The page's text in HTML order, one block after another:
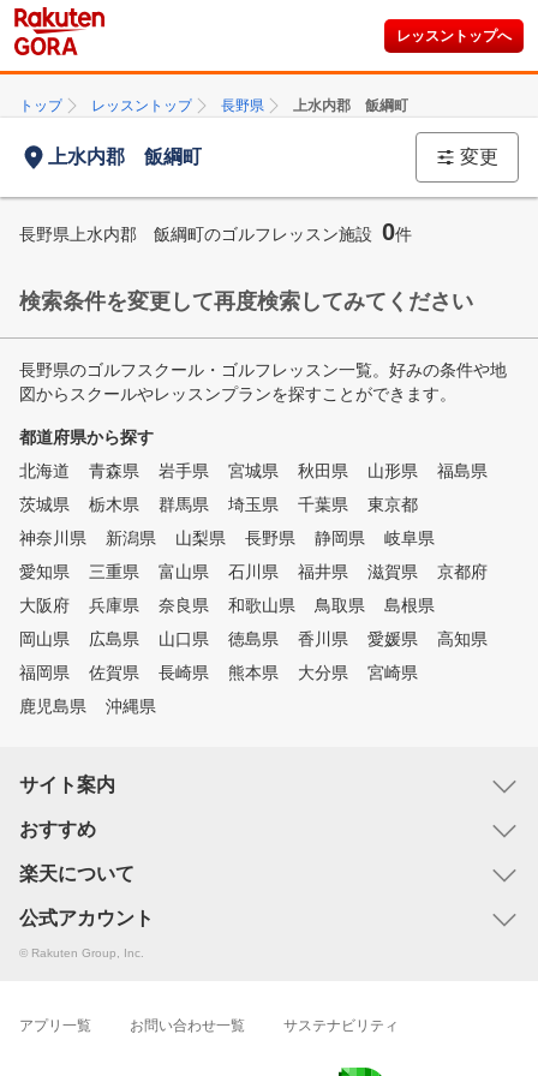
レッスントップへ
トップ レッスントップ 長野県 上水内郡 飯綱町
上水内郡 飯綱町 変更
長野県上水内郡 飯綱町のゴルフレッスン施設 0件
検索条件を変更して再度検索してみてください
長野県のゴルフスクール・ゴルフレッスン一覧。好みの条件や地
図からスクールやレッスンプランを探すことができます。
都道府県から探す
北海道
青森県 岩手県 宮城県 秋田県 山形県
福島県
茨城県
栃木県 群馬県 埼玉県 千葉県
東京都
神奈川県
新潟県 山梨県 長野県 静岡県
岐阜県
愛知県
三重県 富山県 石川県 福井県 滋賀県
京都府
大阪府
兵庫県 奈良県 和歌山県 鳥取県
島根県
岡山県
広島県 山口県 徳島県 香川県 愛媛県
高知県
福岡県
佐賀県 長崎県 熊本県 大分県
宮崎県
鹿児島県
沖縄県
サイト案内
おすすめ
楽天について
公式アカウント
© Rakuten Group, Inc.
アプリ一覧 お問い合わせ一覧 サステナビリティ